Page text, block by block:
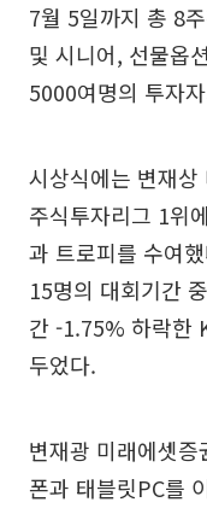
7월 5일까지 총 8
및 시니어, 선물옵
5000여명의 투자
시상식에는 변재
주식투자리그 1위
과 트로피를 수여
15명의 대회기간
간 -1.75% 하락한
두었다.
변재광 미래에셋
폰과 태블릿PC를